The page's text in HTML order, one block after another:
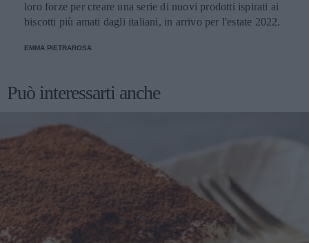
loro forze per creare una serie di nuovi prodotti ispirati ai
biscotti più amati dagli italiani, in arrivo per l'estate 2022.
EMMA PIETRAROSA
Può interessarti anche